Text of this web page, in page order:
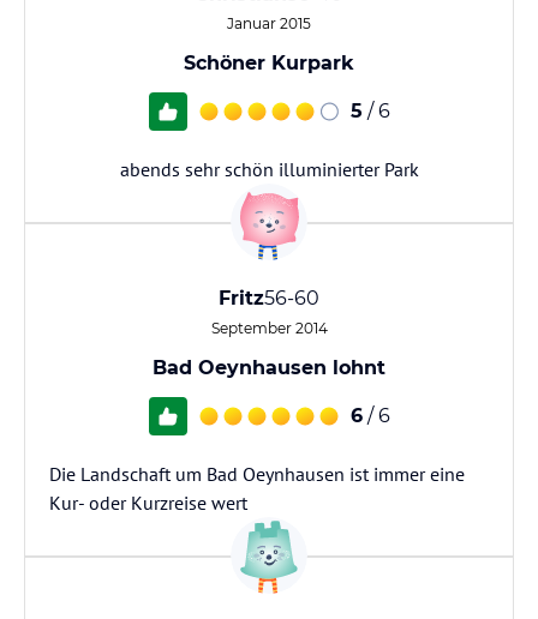
Januar 2015
Schöner Kurpark
5 / 6
abends sehr schön illuminierter Park
Fritz56-60
September 2014
Bad Oeynhausen lohnt
6 / 6
Die Landschaft um Bad Oeynhausen ist immer eine
Kur- oder Kurzreise wert